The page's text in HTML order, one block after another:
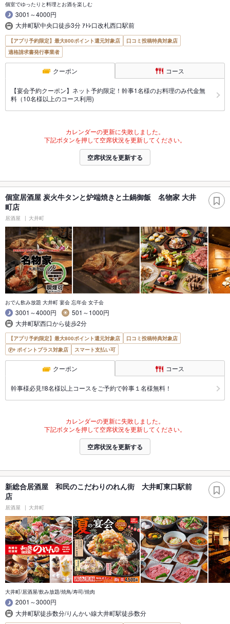
個室でゆったりと料理とお酒を楽しむ
3001～4000円
大井町駅中央口徒歩3分 ｱﾄﾚ口改札西口駅前
【アプリ予約限定】最大800ポイント還元対象店
口コミ投稿特典対象店
適格請求書発行事業者
クーポン コース
【宴会予約クーポン】ネット予約限定！幹事1名様のお料理のみ代金無
料（10名様以上のコース利用)
カレンダーの更新に失敗しました。
下記ボタンを押して空席状況を更新してください。
空席状況を更新する
個室居酒屋 炭火牛タンと炉端焼きと土鍋御飯 名物家 大井
町店
居酒屋 大井町
おでん飲み放題 大井町 宴会 忘年会 女子会
3001～4000円
501～1000円
大井町駅西口から徒歩2分
【アプリ予約限定】最大800ポイント還元対象店
口コミ投稿特典対象店
ポイントプラス対象店
スマート支払い可
クーポン コース
幹事様必見!!8名様以上コースをご予約で幹事１名様無料！
カレンダーの更新に失敗しました。
下記ボタンを押して空席状況を更新してください。
空席状況を更新する
新総合居酒屋 和民のこだわりのれん街 大井町東口駅前
店
居酒屋 大井町
大井町/居酒屋/飲み放題/焼鳥/寿司/焼肉
2001～3000円
大井町駅徒歩数分/りんかい線大井町駅徒歩数分